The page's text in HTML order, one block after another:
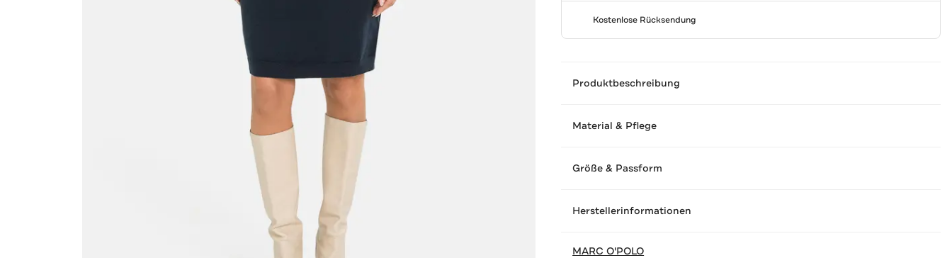
Kostenlose Rücksendung
Produktbeschreibung
Material & Pflege
Größe & Passform
Herstellerinformationen
MARC O'POLO